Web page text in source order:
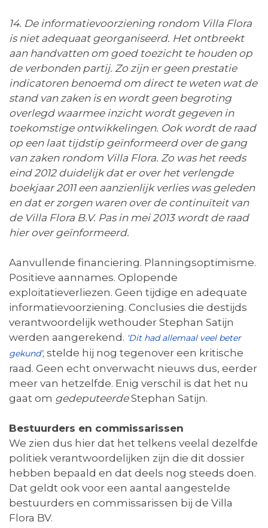
14. De informatievoorziening rondom Villa Flora
is niet adequaat georganiseerd. Het ontbreekt
aan handvatten om goed toezicht te houden op
de verbonden partij. Zo zijn er geen prestatie
indicatoren benoemd om direct te weten wat de
stand van zaken is en wordt geen begroting
overlegd waarmee inzicht wordt gegeven in
toekomstige ontwikkelingen. Ook wordt de raad
op een laat tijdstip geïnformeerd over de gang
van zaken rondom Villa Flora. Zo was het reeds
eind 2012 duidelijk dat er over het verlengde
boekjaar 2011 een aanzienlijk verlies was geleden
en dat er zorgen waren over de continuïteit van
de Villa Flora B.V. Pas in mei 2013 wordt de raad
hier over geïnformeerd.
Aanvullende financiering. Planningsoptimisme.
Positieve aannames. Oplopende
exploitatieverliezen. Geen tijdige en adequate
informatievoorziening. Conclusies die destijds
verantwoordelijk wethouder Stephan Satijn
werden aangerekend. ‘Dit had allemaal veel beter
gekund’, stelde hij nog tegenover een kritische
raad. Geen echt onverwacht nieuws dus, eerder
meer van hetzelfde. Enig verschil is dat het nu
gaat om gedeputeerdeStephan Satijn.
Bestuurders en commissarissen
We zien dus hier dat het telkens veelal dezelfde
politiek verantwoordelijken zijn die dit dossier
hebben bepaald en dat deels nog steeds doen.
Dat geldt ook voor een aantal aangestelde
bestuurders en commissarissen bij de Villa
Flora BV.